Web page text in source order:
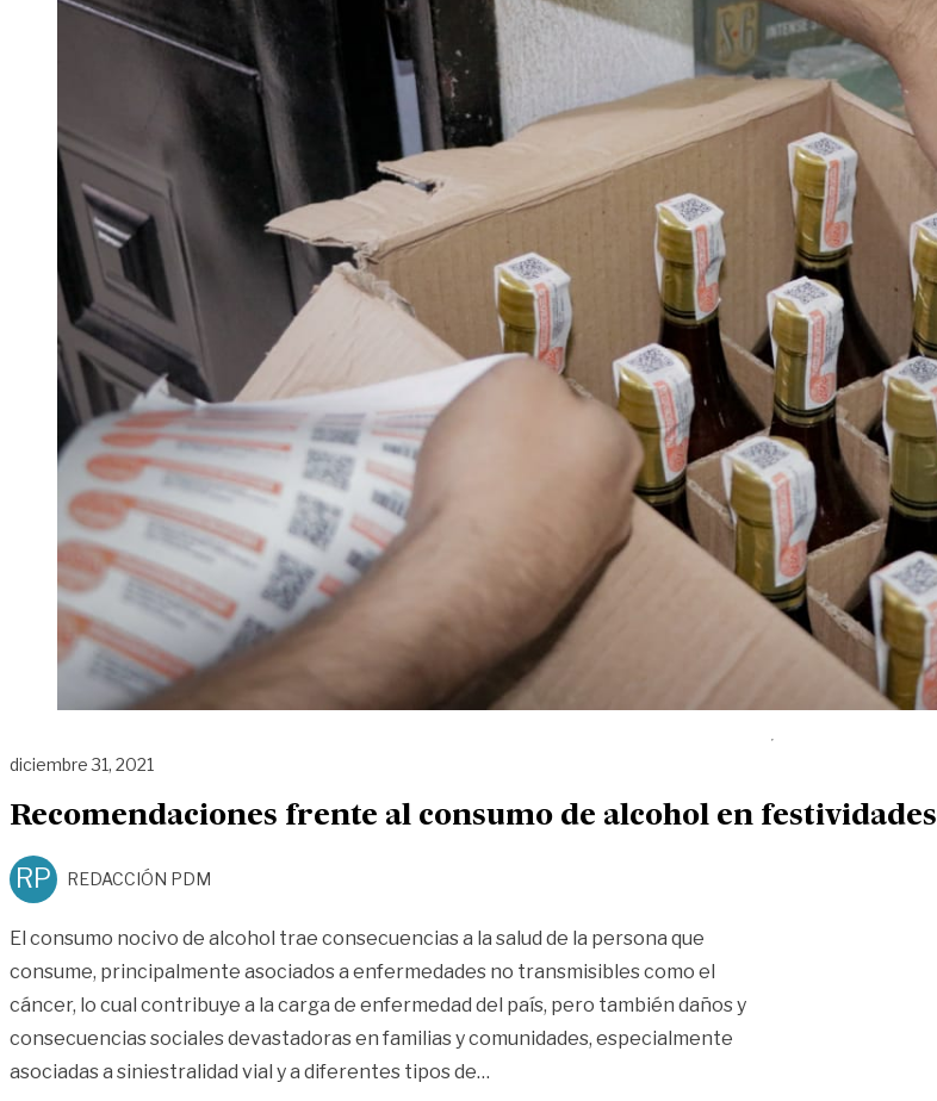
diciembre 31, 2021
Recomendaciones frente al consumo de alcohol en festividades
RP REDACCIÓN PDM
El consumo nocivo de alcohol trae consecuencias a la salud de la persona que
consume, principalmente asociados a enfermedades no transmisibles como el
cáncer, lo cual contribuye a la carga de enfermedad del país, pero también daños y
consecuencias sociales devastadoras en familias y comunidades, especialmente
asociadas a siniestralidad vial y a diferentes tipos de…